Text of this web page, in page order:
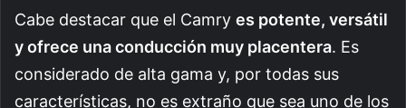
Cabe destacar que el Camry es potente, versátil
y ofrece una conducción muy placentera. Es
considerado de alta gama y, por todas sus
características, no es extraño que sea uno de los